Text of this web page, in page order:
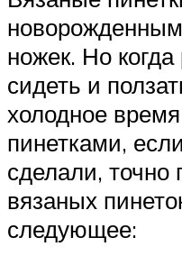
ножек. Но
сидеть и
холодное
пинетками,
сделали,
вязаных
следующее: